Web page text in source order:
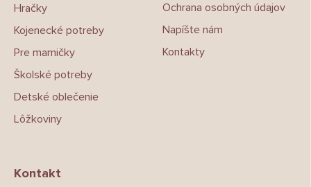
Hračky
Kojenecké potreby
Pre mamičky
Školské potreby
Detské oblečenie
Lôžkoviny
Ochrana osobných údajov
Napíšte nám
Kontakty
Kontakt